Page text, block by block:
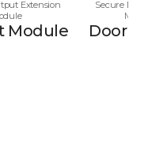
Extension
Module
Secure
Door